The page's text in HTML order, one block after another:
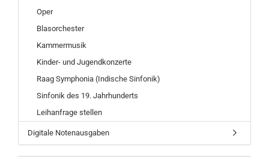
Oper
Blasorchester
Kammermusik
Kinder- und Jugendkonzerte
Raag Symphonia (Indische Sinfonik)
Sinfonik des 19. Jahrhunderts
Leihanfrage stellen
Digitale Notenausgaben